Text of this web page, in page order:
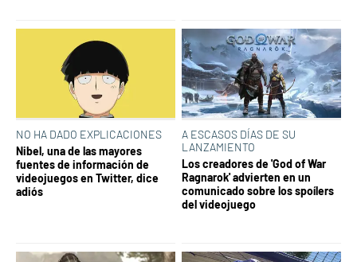
NO HA DADO EXPLICACIONES
Nibel, una de las mayores
fuentes de información de
videojuegos en Twitter, dice
adiós
A ESCASOS DÍAS DE SU
LANZAMIENTO
Los creadores de 'God of War
Ragnarok' advierten en un
comunicado sobre los spoílers
del videojuego